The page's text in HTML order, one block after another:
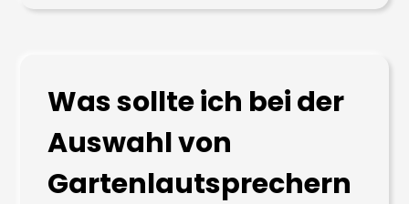
Was sollte ich bei der
Auswahl von
Gartenlautsprechern